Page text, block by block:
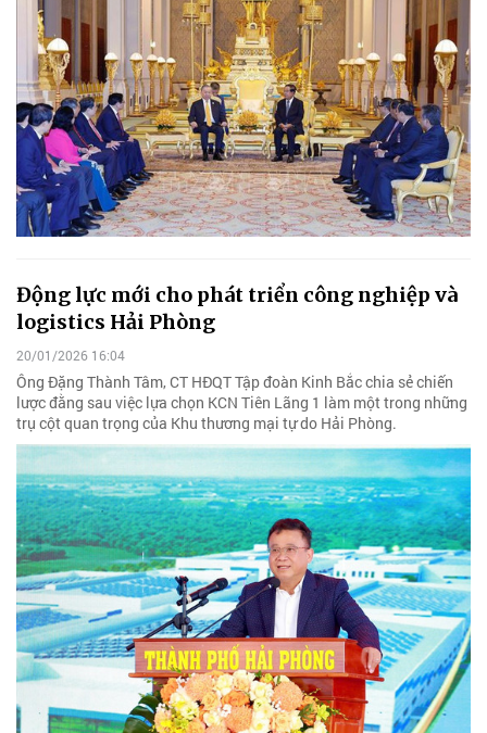
Động lực mới cho phát triển công nghiệp và
logistics Hải Phòng
20/01/2026 16:04
Ông Đặng Thành Tâm, CT HĐQT Tập đoàn Kinh Bắc chia sẻ chiến
lược đằng sau việc lựa chọn KCN Tiên Lãng 1 làm một trong những
trụ cột quan trọng của Khu thương mại tự do Hải Phòng.